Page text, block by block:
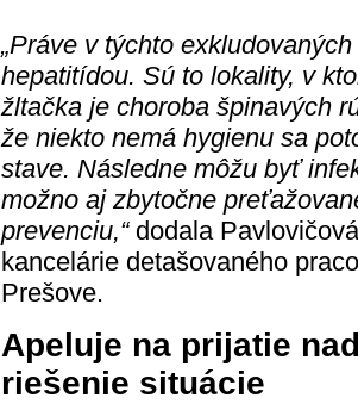
„Práve v týchto
hepatitídou. Sú to lokality, v
žltačka je choroba špinavých
že niekto nemá hygienu sa
stave. Následne môžu byť
možno aj zbytočne
prevenciu,“dodala
kancelárie detašovaného
Prešove.
Apeluje na prijatie
riešenie situácie